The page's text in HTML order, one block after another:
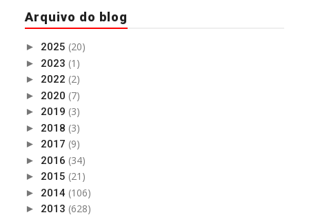
Arquivo do blog
► 2025 (20)
► 2023 (1)
► 2022 (2)
► 2020 (7)
► 2019 (3)
► 2018 (3)
► 2017 (9)
► 2016 (34)
► 2015 (21)
► 2014 (106)
► 2013 (628)